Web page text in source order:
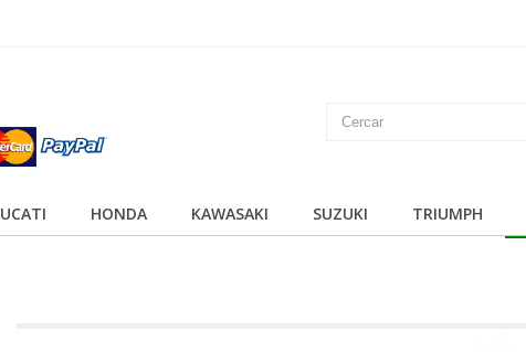
HONDA KAWASAKI SUZUKI TRIUMPH